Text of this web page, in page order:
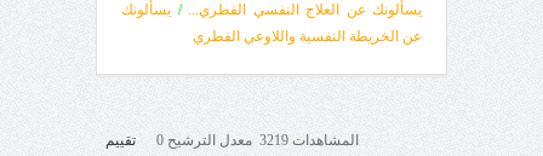
يسألونك عن العلاج النفسي الفطري... / يسألونك
عن الخريطة النفسية واللاوعي الفطري
المشاهدات 3219 معدل الترشيح 0 تقييم